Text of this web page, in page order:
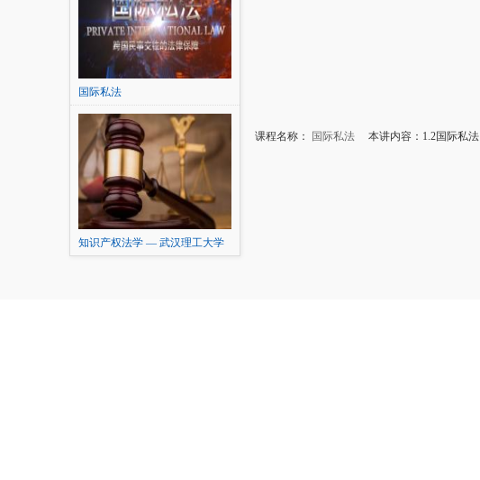
国际私法
知识产权法学 — 武汉理工大学
课程名称： 国际私法 本讲内容：1.2国际私法